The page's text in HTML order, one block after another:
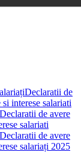
Declaratii de
interese salariati
Declaratii de avere
salariati
Declaratii de avere
salariați 2025